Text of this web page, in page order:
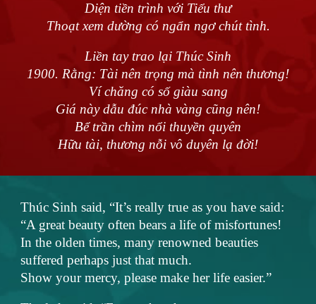
Diện tiền trình với Tiểu thư
Thoạt xem dường có ngẩn ngơ chút tình.
Liền tay trao lại Thúc Sinh
1900. Rằng: Tài nên trọng mà tình nên thương!
Ví chăng có số giàu sang
Giá này dẫu đúc nhà vàng cũng nên!
Bể trần chìm nổi thuyền quyên
Hữu tài, thương nỗi vô duyên lạ đời!
Thúc Sinh said, “It’s really true as you have said:
“A great beauty often bears a life of misfortunes!
In the olden times, many renowned beauties
suffered perhaps just that much.
Show your mercy, please make her life easier.”